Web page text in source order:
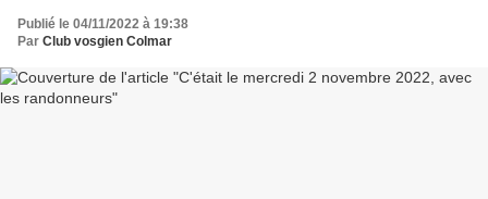
Publié le 04/11/2022 à 19:38
Par Club vosgien Colmar